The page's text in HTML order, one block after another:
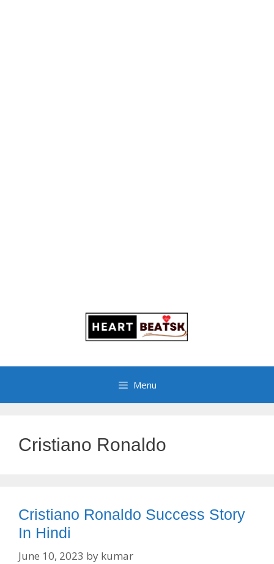
Menu
Cristiano Ronaldo
Cristiano Ronaldo Success Story
In Hindi
June 10, 2023 by kumar